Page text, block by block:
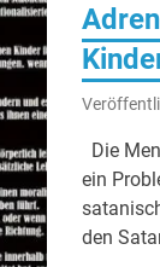
Die
ein
den